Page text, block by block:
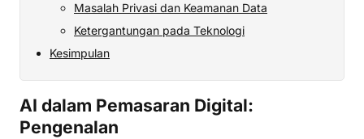
Masalah Privasi dan Keamanan Data
Ketergantungan pada Teknologi
Kesimpulan
AI dalam Pemasaran Digital:
Pengenalan